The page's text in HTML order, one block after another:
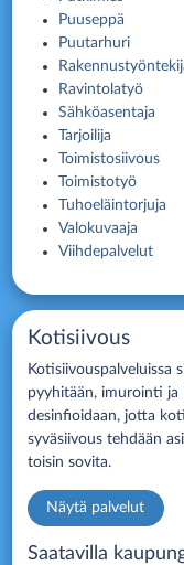
Puuseppä
Puutarhuri
Ravintolatyö
Sähköasentaja
Tarjoilija
Toimistosiivous
Toimistotyö
Tuhoeläintorjuja
Valokuvaaja
Viihdepalvelut
Kotisiivous
Kotisiivouspalveluissa
pyyhitään, imurointi ja
desinfioidaan, jotta
syväsiivous tehdään
toisin sovita.
Näytä palvelut
Saatavilla